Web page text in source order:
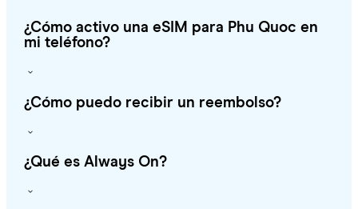
¿Cómo activo una eSIM para Phu Quoc en
mi teléfono?
¿Cómo puedo recibir un reembolso?
¿Qué es Always On?